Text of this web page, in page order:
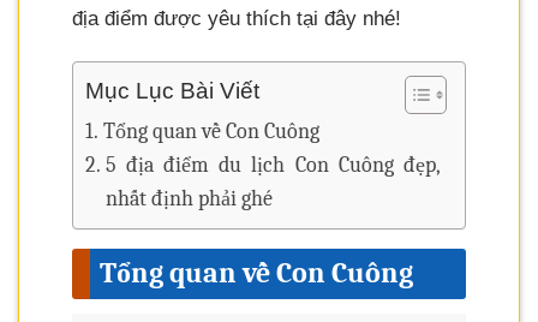
địa điểm được yêu thích tại đây nhé!
Mục Lục Bài Viết
Tổng quan về Con Cuông
5 địa điểm du lịch Con Cuông đẹp,
nhất định phải ghé
Tổng quan về Con Cuông